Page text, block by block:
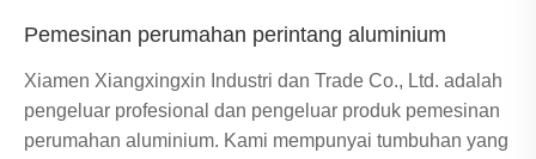
Pemesinan perumahan perintang aluminium
Xiamen Xiangxingxin Industri dan Trade Co., Ltd. adalah
pengeluar profesional dan pengeluar produk pemesinan
perumahan aluminium. Kami mempunyai tumbuhan yang